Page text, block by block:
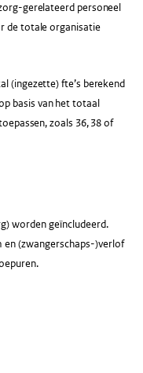
gerelateerd personeel
de totale organisatie
(ingezette) fte’s berekend
basis van het totaal
zoals 36, 38 of
worden geïncludeerd.
en (zwangerschaps-)verlof